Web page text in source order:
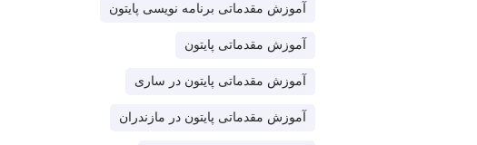
آموزش مقدماتی برنامه نویسی پایتون
آموزش مقدماتی پایتون
آموزش مقدماتی پایتون در ساری
آموزش مقدماتی پایتون در مازندران